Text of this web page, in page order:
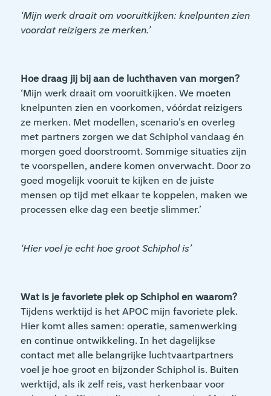
‘Mijn werk draait om vooruitkijken: knelpunten zien
voordat reizigers ze merken.’
Hoe draag jij bij aan de luchthaven van morgen?
‘Mijn werk draait om vooruitkijken. We moeten
knelpunten zien en voorkomen, vóórdat reizigers
ze merken. Met modellen, scenario’s en overleg
met partners zorgen we dat Schiphol vandaag én
morgen goed doorstroomt. Sommige situaties zijn
te voorspellen, andere komen onverwacht. Door zo
goed mogelijk vooruit te kijken en de juiste
mensen op tijd met elkaar te koppelen, maken we
processen elke dag een beetje slimmer.’
‘Hier voel je echt hoe groot Schiphol is’
Wat is je favoriete plek op Schiphol en waarom?
Tijdens werktijd is het APOC mijn favoriete plek.
Hier komt alles samen: operatie, samenwerking
en continue ontwikkeling. In het dagelijkse
contact met alle belangrijke luchtvaartpartners
voel je hoe groot en bijzonder Schiphol is. Buiten
werktijd, als ik zelf reis, vast herkenbaar voor